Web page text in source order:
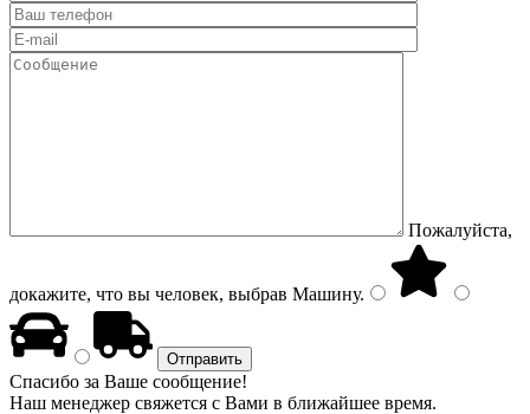
Пожалуйста,
докажите, что вы человек, выбрав Машину.
Спасибо за Ваше сообщение!
Наш менеджер свяжется с Вами в ближайшее время.